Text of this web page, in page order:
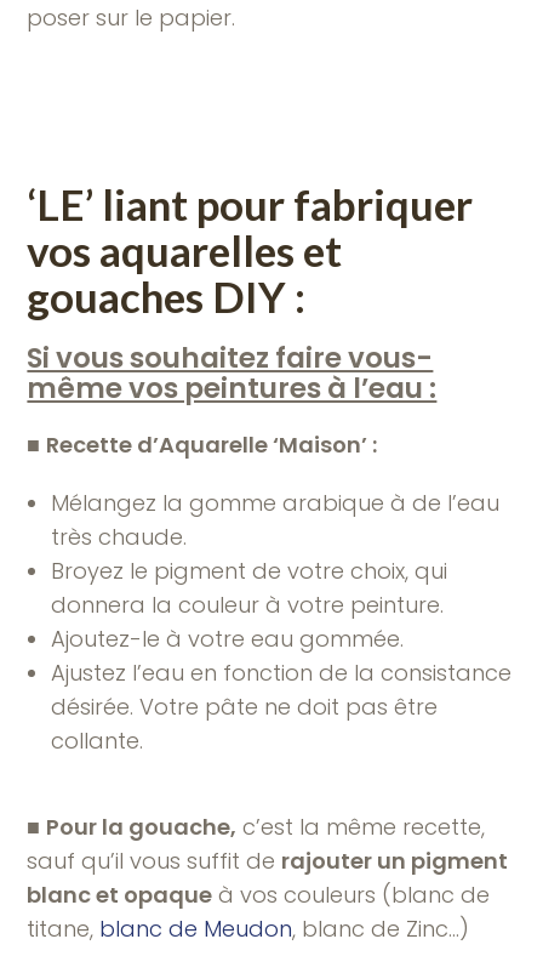
poser sur le papier.
‘LE’ liant pour fabriquer
vos aquarelles et
gouaches DIY :
Si vous souhaitez faire vous-
même vos peintures à l’eau :
■ Recette d’Aquarelle ‘Maison’ :
Mélangez la gomme arabique à de l’eau
très chaude.
Broyez le pigment de votre choix, qui
donnera la couleur à votre peinture.
Ajoutez-le à votre eau gommée.
Ajustez l’eau en fonction de la consistance
désirée. Votre pâte ne doit pas être
collante.
■ Pour la gouache, c’est la même recette,
sauf qu’il vous suffit de rajouter un pigment
blanc et opaque à vos couleurs (blanc de
titane, blanc de Meudon, blanc de Zinc…)